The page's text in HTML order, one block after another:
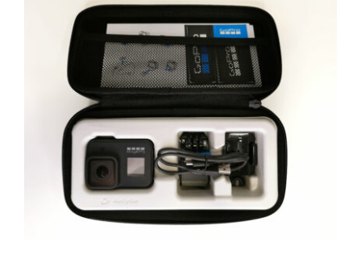
Action Cam GoPro Hero 8 – Kleine
Kamera für Actionaufnahmen